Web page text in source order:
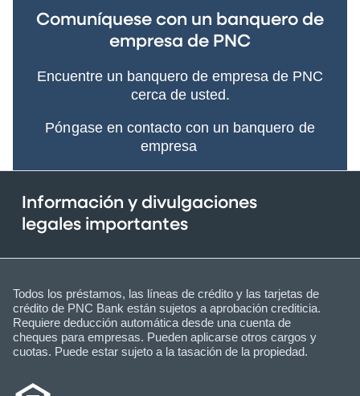
Comuníquese con un banquero de
empresa de PNC
Encuentre un banquero de empresa de PNC
cerca de usted.
Póngase en contacto con un banquero de
empresa
Información y divulgaciones
legales importantes
Todos los préstamos, las líneas de crédito y las tarjetas de
crédito de PNC Bank están sujetos a aprobación crediticia.
Requiere deducción automática desde una cuenta de
cheques para empresas. Pueden aplicarse otros cargos y
cuotas. Puede estar sujeto a la tasación de la propiedad.